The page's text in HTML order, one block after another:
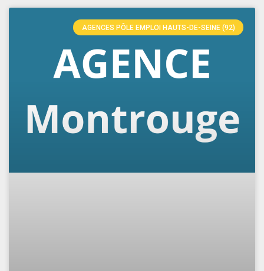
AGENCES PÔLE EMPLOI HAUTS-DE-SEINE (92)